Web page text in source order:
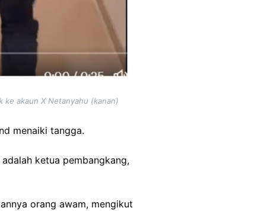
ke akaun X Netanyahu (kanan)
menaiki tangga.
ketua pembangkang,
orang awam, mengikut